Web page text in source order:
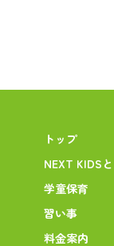
トップ
NEXT KIDS
学童保育
習い事
料金案内